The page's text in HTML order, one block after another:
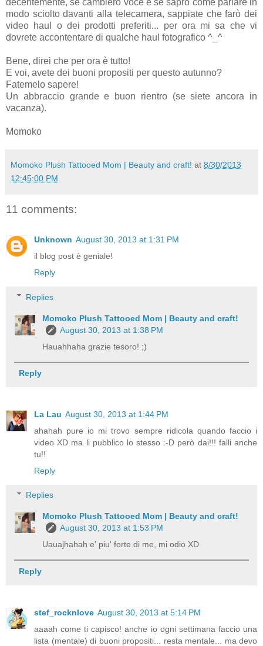
modo sciolto davanti alla telecamera, sappiate che farò dei
video haul o dei prodotti preferiti... per ora mi sa che vi
dovrete accontentare di qualche haul fotografico ^_^
Bene, direi che per ora è tutto!
E voi, avete dei buoni propositi per questo autunno?
Fatemelo sapere!
Un abbraccio grande e buon rientro (se siete ancora in
vacanza).
Momoko
Momoko Plush Tattooed Mom | Beauty and craft! at 8/30/2013
12:45:00 PM
11 comments:
Unknown August 30, 2013 at 1:31 PM
il blog post è geniale!
Reply
Replies
Momoko Plush Tattooed Mom | Beauty and craft!
August 30, 2013 at 1:38 PM
Hauahhaha grazie tesoro! ;)
Reply
La Lau August 30, 2013 at 1:44 PM
ahahah pure io mi trovo sempre ridicola quando faccio i
video XD ma li pubblico lo stesso :-D però dai!!! falli anche
tu!!
Reply
Replies
Momoko Plush Tattooed Mom | Beauty and craft!
August 30, 2013 at 1:53 PM
Uauajhahah e' piu' forte di me, mi odio XD
Reply
stef_rocknlove August 30, 2013 at 5:14 PM
aaaah come ti capisco! anche io ogni settimana faccio una
lista (mentale) di buoni propositi... resta mentale... ma devo